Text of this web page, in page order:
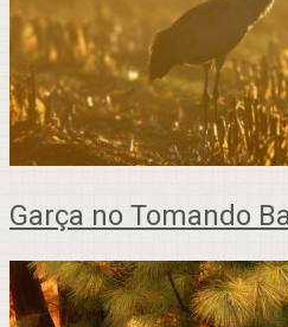
Garça no Tomando